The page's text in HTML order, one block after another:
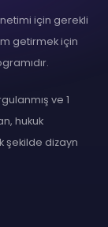
için gerekli
getirmek için
ve 1
hukuk
şekilde dizayn